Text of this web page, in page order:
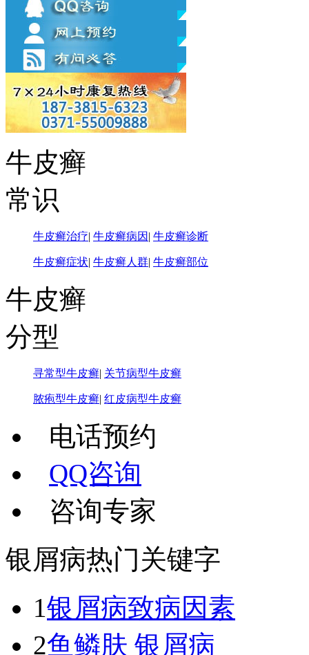
牛皮癣
常识
牛皮癣治疗| 牛皮癣病因 | 牛皮癣诊断
牛皮癣症状| 牛皮癣人群| 牛皮癣部位
牛皮癣
分型
寻常型牛皮癣| 关节病型牛皮癣
脓疱型牛皮癣| 红皮病型牛皮癣
电话预约
QQ咨询
咨询专家
银屑病热门关键字
1银屑病致病因素
2鱼鳞肤 银屑病